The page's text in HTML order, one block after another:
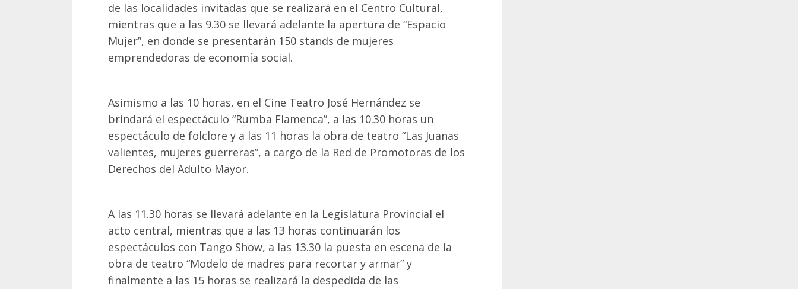
de las localidades invitadas que se realizará en el Centro Cultural,
mientras que a las 9.30 se llevará adelante la apertura de “Espacio
Mujer”, en donde se presentarán 150 stands de mujeres
emprendedoras de economía social.
Asimismo a las 10 horas, en el Cine Teatro José Hernández se
brindará el espectáculo “Rumba Flamenca”, a las 10.30 horas un
espectáculo de folclore y a las 11 horas la obra de teatro “Las Juanas
valientes, mujeres guerreras”, a cargo de la Red de Promotoras de los
Derechos del Adulto Mayor.
A las 11.30 horas se llevará adelante en la Legislatura Provincial el
acto central, mientras que a las 13 horas continuarán los
espectáculos con Tango Show, a las 13.30 la puesta en escena de la
obra de teatro “Modelo de madres para recortar y armar” y
finalmente a las 15 horas se realizará la despedida de las